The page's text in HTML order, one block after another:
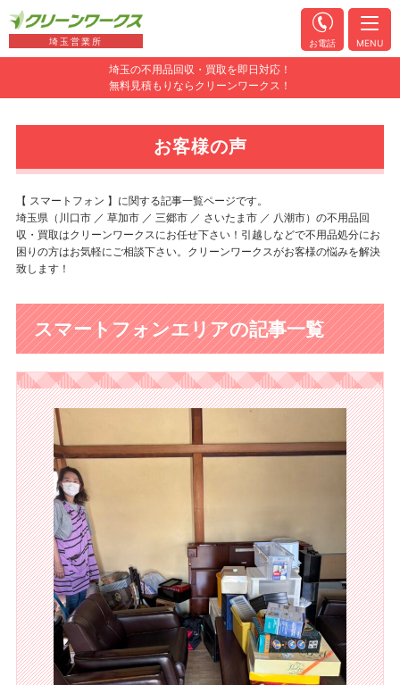
埼玉の不用品回収・買取を即日対応！
無料見積もりならクリーンワークス！
埼玉営業所 お電話 MENU
お客様の声
【 スマートフォン 】に関する記事一覧ページです。
埼玉県（川口市 ／ 草加市 ／ 三郷市 ／ さいたま市 ／ 八潮市）の不用品回
収・買取はクリーンワークスにお任せ下さい！引越しなどで不用品処分にお
困りの方はお気軽にご相談下さい。クリーンワークスがお客様の悩みを解決
致します！
スマートフォンエリアの記事一覧